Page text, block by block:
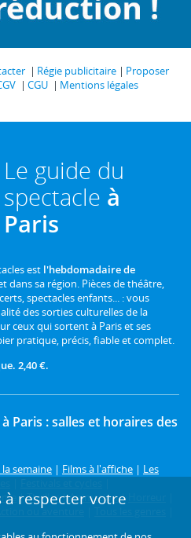
Régie publicitaire
Proposer
CGU
Mentions légales
Le guide du
spectacle à
Paris
est l'hebdomadaire de
dans sa région. Pièces de théâtre,
spectacles enfants... : vous
des sorties culturelles de la
ceux qui sortent à Paris et ses
pratique, précis, fiable et complet.
2,40 €.
Paris : salles et horaires des
semaine | Films à l'affiche | Les
|Thriller|Animation|
Action ou aventure
à respecter votre